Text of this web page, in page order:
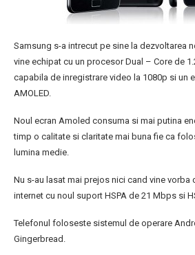
Samsung s-a intrecut pe sine la dezvoltarea
vine echipat cu un procesor Dual – Core de
capabila de inregistrare video la 1080p si un
AMOLED.
Noul ecran Amoled consuma si mai putina
timp o calitate si claritate mai buna fie ca
lumina medie.
Nu s-au lasat mai prejos nici cand vine vorba
internet cu noul suport HSPA de 21 Mbps si
Telefonul foloseste sistemul de operare
Gingerbread.